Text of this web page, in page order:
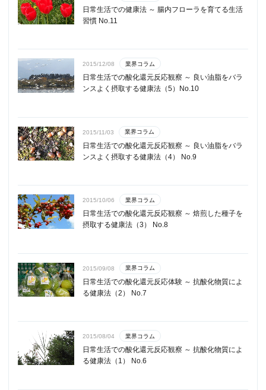
日常生活での健康法 ～ 腸内フローラを育てる生活
習慣 No.11
2015/12/08 業界コラム
日常生活での酸化還元反応観察 ～ 良い油脂をバラ
ンスよく摂取する健康法（5）No.10
2015/11/03 業界コラム
日常生活での酸化還元反応観察 ～ 良い油脂をバラ
ンスよく摂取する健康法（4） No.9
2015/10/06 業界コラム
日常生活での酸化還元反応観察 ～ 焙煎した種子を
摂取する健康法（3） No.8
2015/09/08 業界コラム
日常生活での酸化還元反応体験 ～ 抗酸化物質によ
る健康法（2） No.7
2015/08/04 業界コラム
日常生活での酸化還元反応観察 ～ 抗酸化物質によ
る健康法（1） No.6